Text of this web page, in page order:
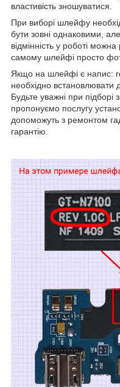
властивість зношуватися.
При виборі шлейфу
бути зовні однаковими,
відмінність у роботі
самому шлейфі просто
Якщо на шлейфі є напис:
необхідно встановлювати
Будьте уважні при підборі
пропонуємо послугу
допоможуть з ремонтом
гарантію.